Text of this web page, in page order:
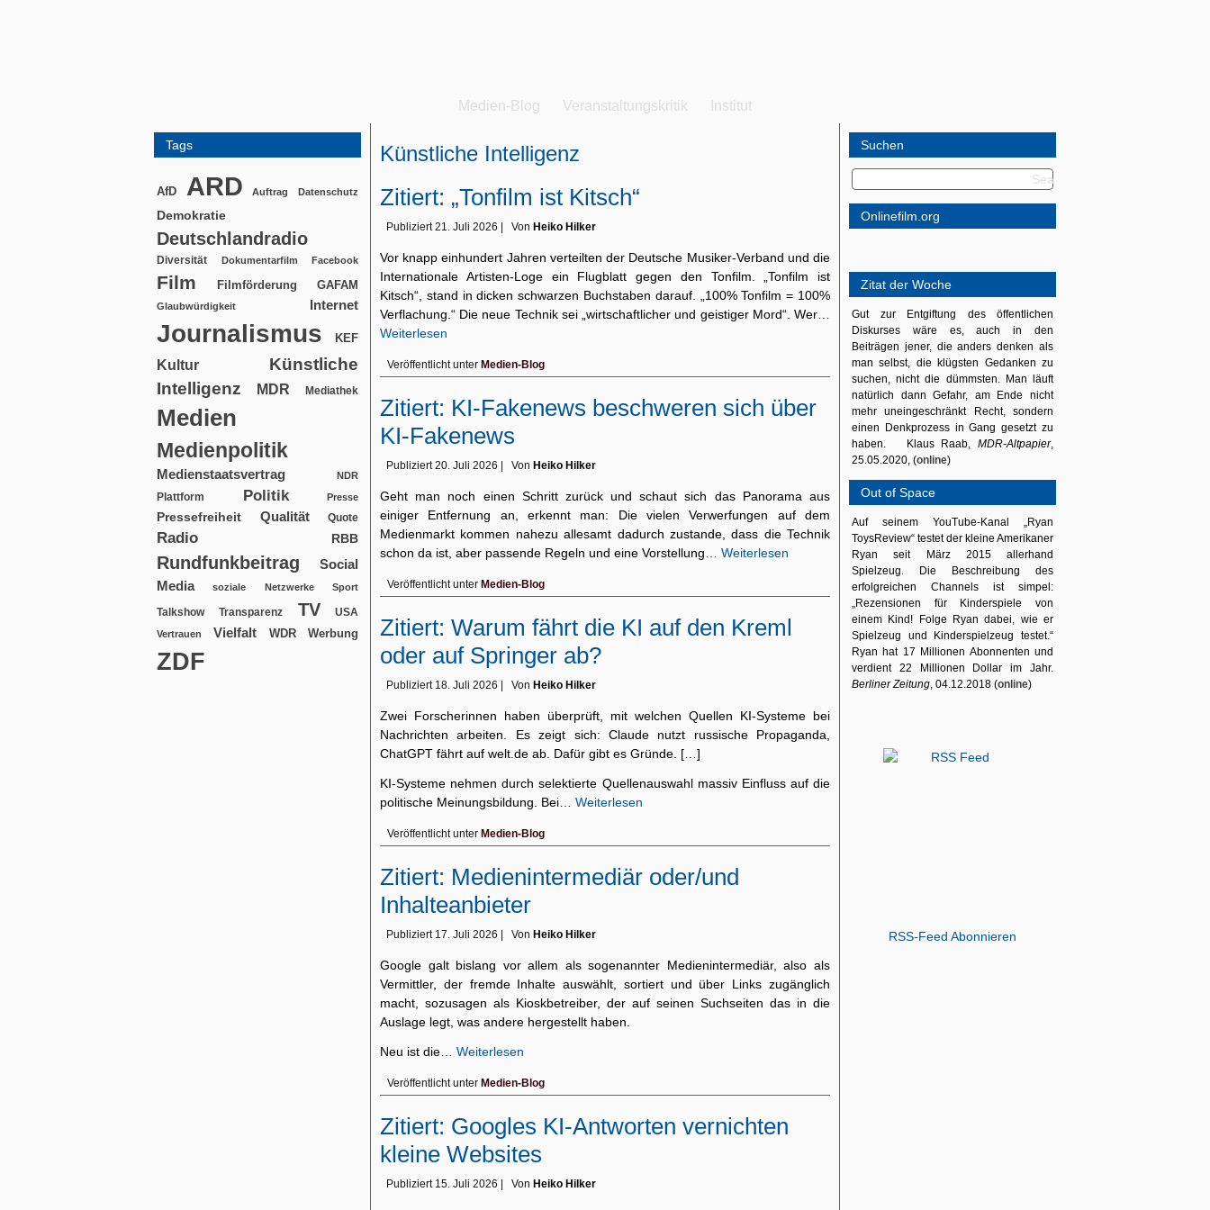
Medien-Blog Veranstaltungskritik Institut
Tags
AfD ARD Auftrag Datenschutz
Demokratie
Deutschlandradio
Diversität Dokumentarfilm Facebook
Film Filmförderung GAFAM
Glaubwürdigkeit Internet
Journalismus KEF
Kultur
Künstliche
Intelligenz
MDR Mediathek
Medien
Medienpolitik
Medienstaatsvertrag NDR
Plattform Politik Presse
Pressefreiheit Qualität Quote
Radio RBB
Rundfunkbeitrag
Social
Media
soziale Netzwerke Sport
Talkshow Transparenz TV USA
Vertrauen Vielfalt WDR Werbung
ZDF
Künstliche Intelligenz
Zitiert: „Tonfilm ist Kitsch“
Publiziert 21. Juli 2026 Von Heiko Hilker
Vor knapp einhundert Jahren verteilten der Deutsche Musiker-Verband und die
Internationale Artisten-Loge ein Flugblatt gegen den Tonfilm. „Tonfilm ist
Kitsch“, stand in dicken schwarzen Buchstaben darauf. „100% Tonfilm = 100%
Verflachung.“ Die neue Technik sei „wirtschaftlicher und geistiger Mord“. Wer…
Weiterlesen
Veröffentlicht unter Medien-Blog
Zitiert: KI-Fakenews beschweren sich über
KI-Fakenews
Publiziert 20. Juli 2026 Von Heiko Hilker
Geht man noch einen Schritt zurück und schaut sich das Panorama aus
einiger Entfernung an, erkennt man: Die vielen Verwerfungen auf dem
Medienmarkt kommen nahezu allesamt dadurch zustande, dass die Technik
schon da ist, aber passende Regeln und eine Vorstellung… Weiterlesen
Veröffentlicht unter Medien-Blog
Zitiert: Warum fährt die KI auf den Kreml
oder auf Springer ab?
Publiziert 18. Juli 2026 Von Heiko Hilker
Zwei Forscherinnen haben überprüft, mit welchen Quellen KI-Systeme bei
Nachrichten arbeiten. Es zeigt sich: Claude nutzt russische Propaganda,
ChatGPT fährt auf welt.de ab. Dafür gibt es Gründe. […]
KI-Systeme nehmen durch selektierte Quellenauswahl massiv Einfluss auf die
politische Meinungsbildung. Bei… Weiterlesen
Veröffentlicht unter Medien-Blog
Zitiert: Medienintermediär oder/und
Inhalteanbieter
Publiziert 17. Juli 2026 Von Heiko Hilker
Google galt bislang vor allem als sogenannter Medienintermediär, also als
Vermittler, der fremde Inhalte auswählt, sortiert und über Links zugänglich
macht, sozusagen als Kioskbetreiber, der auf seinen Suchseiten das in die
Auslage legt, was andere hergestellt haben.
Neu ist die… Weiterlesen
Veröffentlicht unter Medien-Blog
Zitiert: Googles KI-Antworten vernichten
kleine Websites
Publiziert 15. Juli 2026 Von Heiko Hilker
Suchen
Onlinefilm.org
Zitat der Woche
Gut zur Entgiftung des öffentlichen
Diskurses wäre es, auch in den
Beiträgen jener, die anders denken als
man selbst, die klügsten Gedanken zu
suchen, nicht die dümmsten. Man läuft
natürlich dann Gefahr, am Ende nicht
mehr uneingeschränkt Recht, sondern
einen Denkprozess in Gang gesetzt zu
haben. Klaus Raab, MDR-Altpapier,
25.05.2020, (online)
Out of Space
Auf seinem YouTube-Kanal „Ryan
ToysReview“ testet der kleine Amerikaner
Ryan seit März 2015 allerhand
Spielzeug. Die Beschreibung des
erfolgreichen Channels ist simpel:
„Rezensionen für Kinderspiele von
einem Kind! Folge Ryan dabei, wie er
Spielzeug und Kinderspielzeug testet.“
Ryan hat 17 Millionen Abonnenten und
verdient 22 Millionen Dollar im Jahr.
Berliner Zeitung, 04.12.2018 (online)
RSS-Feed Abonnieren